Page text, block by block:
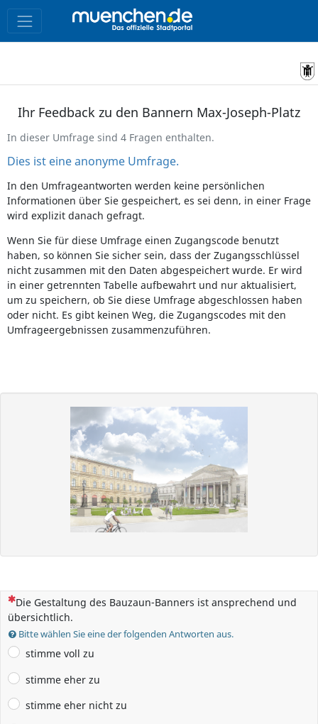
Ihr Feedback zu den Bannern Max-Joseph-Platz
In dieser Umfrage sind 4 Fragen enthalten.
Dies ist eine anonyme Umfrage.
In den Umfrageantworten werden keine persönlichen
Informationen über Sie gespeichert, es sei denn, in einer Frage
wird explizit danach gefragt.
Wenn Sie für diese Umfrage einen Zugangscode benutzt
haben, so können Sie sicher sein, dass der Zugangsschlüssel
nicht zusammen mit den Daten abgespeichert wurde. Er wird
in einer getrennten Tabelle aufbewahrt und nur aktualisiert,
um zu speichern, ob Sie diese Umfrage abgeschlossen haben
oder nicht. Es gibt keinen Weg, die Zugangscodes mit den
Umfrageergebnissen zusammenzuführen.
(Dies ist eine Pflichtfrage.)
Die Gestaltung des Bauzaun-Banners ist ansprechend und
übersichtlich.
Bitte wählen Sie eine der folgenden Antworten aus.
stimme voll zu
stimme eher zu
stimme eher nicht zu